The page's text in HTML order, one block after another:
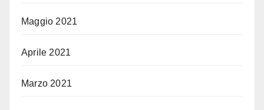
Maggio 2021
Aprile 2021
Marzo 2021